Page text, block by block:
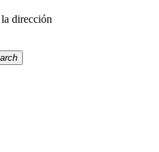
dirección